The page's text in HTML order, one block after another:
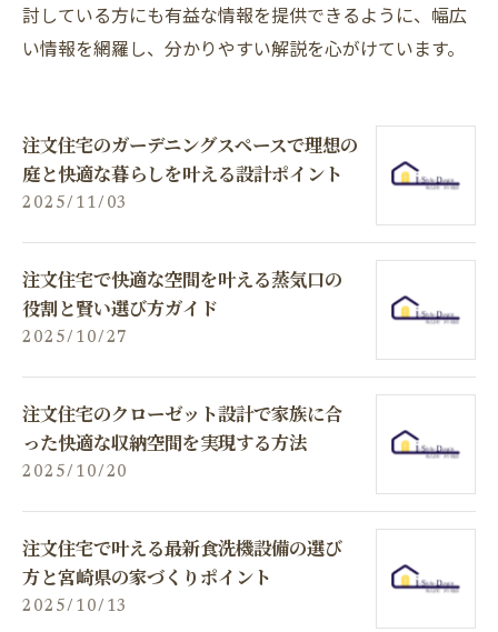
討している方にも有益な情報を提供できるように、幅広
い情報を網羅し、分かりやすい解説を心がけています。
注文住宅のガーデニングスペースで理想の
庭と快適な暮らしを叶える設計ポイント
2025/11/03
注文住宅で快適な空間を叶える蒸気口の
役割と賢い選び方ガイド
2025/10/27
注文住宅のクローゼット設計で家族に合
った快適な収納空間を実現する方法
2025/10/20
注文住宅で叶える最新食洗機設備の選び
方と宮崎県の家づくりポイント
2025/10/13